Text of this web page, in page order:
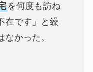
を何度も訪ね
在です」と繰
なかった。